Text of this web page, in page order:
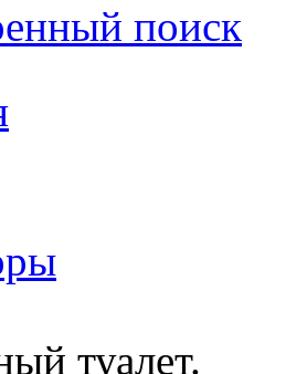
поиск
туалет.